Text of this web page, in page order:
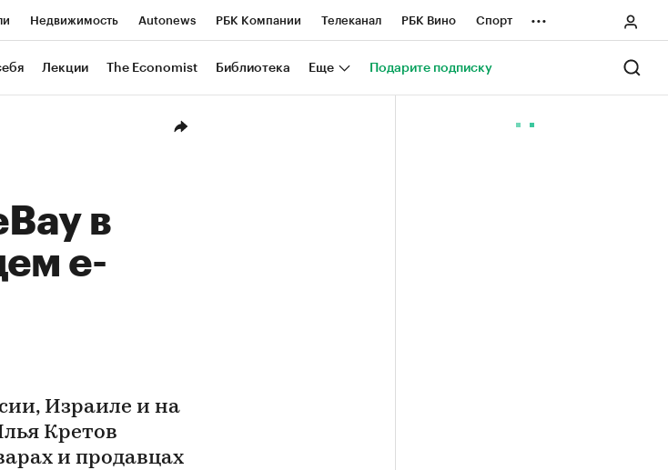
Недвижимость Autonews РБК Компании Телеканал РБК Вино Спорт
Life Тренды Визионеры Национальные проекты Город
...
Лекции The Economist Библиотека Еще Подарите подписку
в
e-
Израиле и на
Кретов
и продавцах